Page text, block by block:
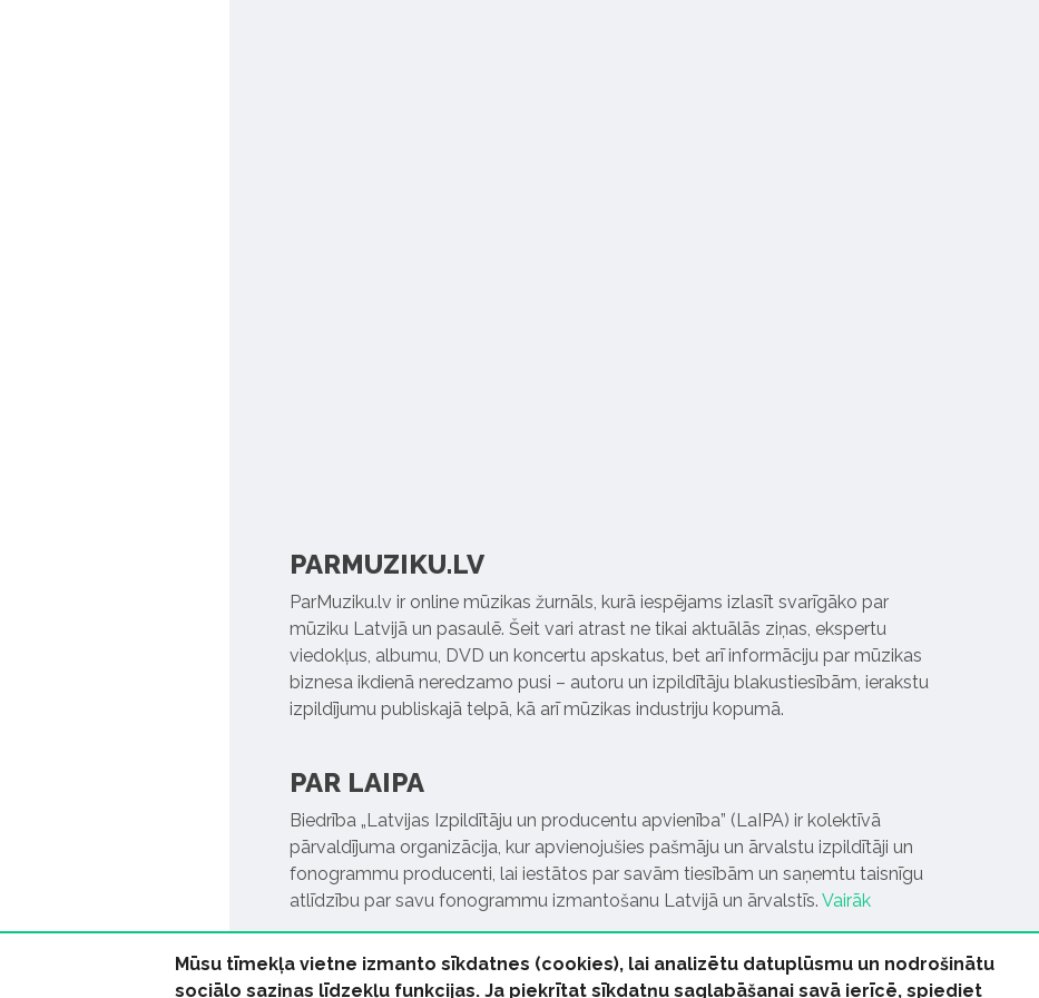
PARMUZIKU.LV
ParMuziku.lv ir online mūzikas žurnāls, kurā iespējams izlasīt svarīgāko par
mūziku Latvijā un pasaulē. Šeit vari atrast ne tikai aktuālās ziņas, ekspertu
viedokļus, albumu, DVD un koncertu apskatus, bet arī informāciju par mūzikas
biznesa ikdienā neredzamo pusi – autoru un izpildītāju blakustiesībām, ierakstu
izpildījumu publiskajā telpā, kā arī mūzikas industriju kopumā.
PAR LAIPA
Biedrība „Latvijas Izpildītāju un producentu apvienība” (LaIPA) ir kolektīvā
pārvaldījuma organizācija, kur apvienojušies pašmāju un ārvalstu izpildītāji un
fonogrammu producenti, lai iestātos par savām tiesībām un saņemtu taisnīgu
atlīdzību par savu fonogrammu izmantošanu Latvijā un ārvalstīs. Vairāk
Mūsu tīmekļa vietne izmanto sīkdatnes (cookies), lai analizētu datuplūsmu un nodrošinātu
sociālo saziņas līdzekļu funkcijas. Ja piekrītat sīkdatņu saglabāšanai savā ierīcē, spiediet